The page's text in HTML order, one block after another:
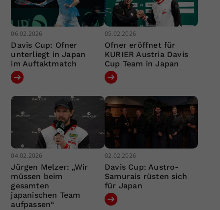
06.02.2026
Davis Cup: Ofner
unterliegt in Japan
im Auftaktmatch
05.02.2026
Ofner eröffnet für
KURIER Austria Davis
Cup Team in Japan
04.02.2026
Jürgen Melzer: „Wir
müssen beim
gesamten
japanischen Team
aufpassen“
02.02.2026
Davis Cup: Austro-
Samurais rüsten sich
für Japan